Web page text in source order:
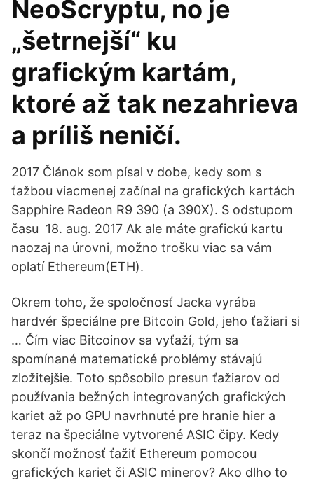
NeoScryptu, no je
„šetrnejší“ ku
grafickým kartám,
ktoré až tak nezahrieva
a príliš neničí.
2017 Článok som písal v dobe, kedy som s
ťažbou viacmenej začínal na grafických kartách
Sapphire Radeon R9 390 (a 390X). S odstupom
času 18. aug. 2017 Ak ale máte grafickú kartu
naozaj na úrovni, možno trošku viac sa vám
oplatí Ethereum(ETH).
Okrem toho, že spoločnosť Jacka vyrába
hardvér špeciálne pre Bitcoin Gold, jeho ťažiari si
… Čím viac Bitcoinov sa vyťaží, tým sa
spomínané matematické problémy stávajú
zložitejšie. Toto spôsobilo presun ťažiarov od
používania bežných integrovaných grafických
kariet až po GPU navrhnuté pre hranie hier a
teraz na špeciálne vytvorené ASIC čipy. Kedy
skončí možnosť ťažiť Ethereum pomocou
grafických kariet či ASIC minerov? Ako dlho to